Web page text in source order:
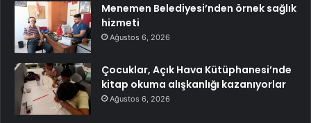
Menemen Belediyesi’nden örnek sağlık
hizmeti
Ağustos 6, 2026
Çocuklar, Açık Hava Kütüphanesi’nde
kitap okuma alışkanlığı kazanıyorlar
Ağustos 6, 2026